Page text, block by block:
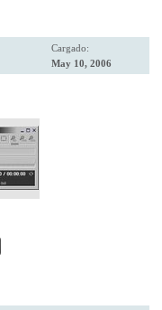
Cargado:
May 10, 2006